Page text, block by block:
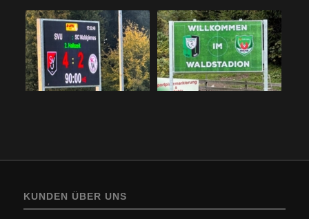
KUNDEN ÜBER UNS